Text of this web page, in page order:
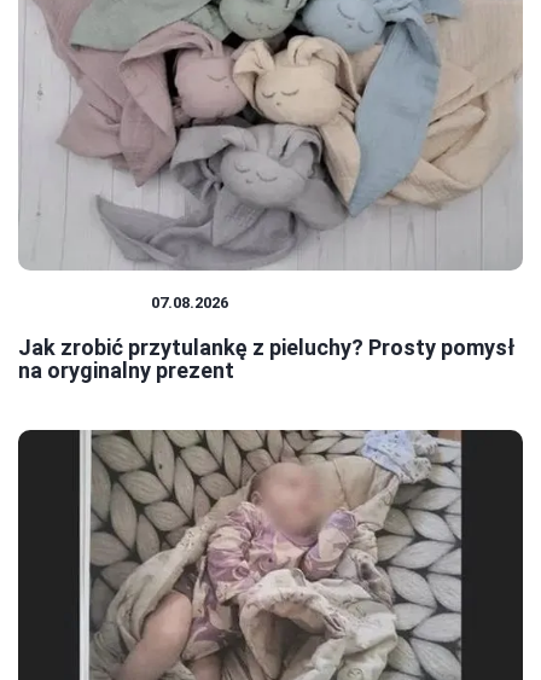
07.08.2026
Jak zrobić przytulankę z pieluchy? Prosty pomysł
na oryginalny prezent